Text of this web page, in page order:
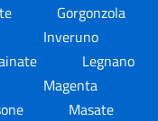
Gorgonzola
Inveruno
Legnano
Magenta
Masate